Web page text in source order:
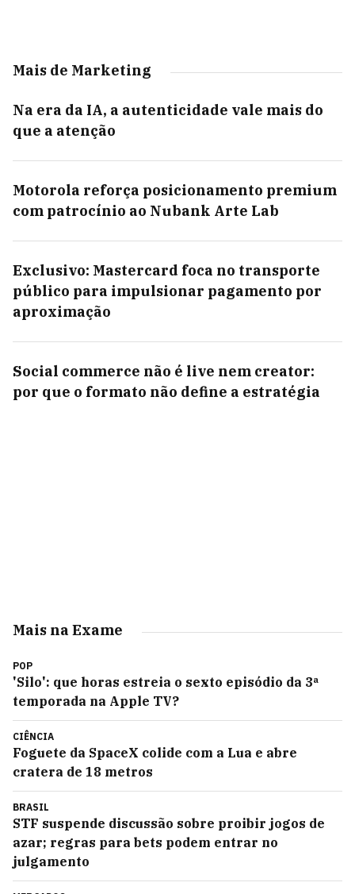
Mais de Marketing
Na era da IA, a autenticidade vale mais do
que a atenção
Motorola reforça posicionamento premium
com patrocínio ao Nubank Arte Lab
Exclusivo: Mastercard foca no transporte
público para impulsionar pagamento por
aproximação
Social commerce não é live nem creator:
por que o formato não define a estratégia
Mais na Exame
POP
'Silo': que horas estreia o sexto episódio da 3ª
temporada na Apple TV?
CIÊNCIA
Foguete da SpaceX colide com a Lua e abre
cratera de 18 metros
BRASIL
STF suspende discussão sobre proibir jogos de
azar; regras para bets podem entrar no
julgamento